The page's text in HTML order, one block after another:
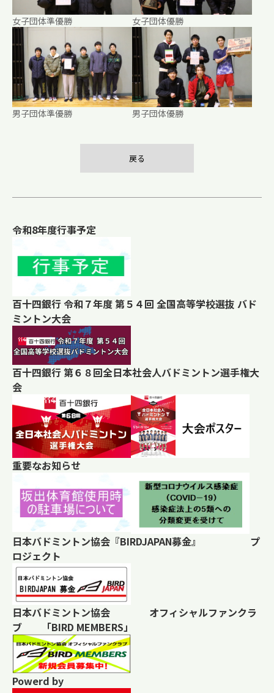
女子団体準優勝 女子団体優勝
男子団体準優勝 男子団体優勝
戻る
令和8年度行事予定
百十四銀行 令和７年度 第５４回 全国高等学校選抜 バド
ミントン大会
百十四銀行 第６８回全日本社会人バドミントン選手権大
会
重要なお知らせ
日本バドミントン協会『BIRDJAPAN募金』 プ
ロジェクト
日本バドミントン協会 オフィシャルファンクラ
ブ 「BIRD MEMBERS」
Powerd by